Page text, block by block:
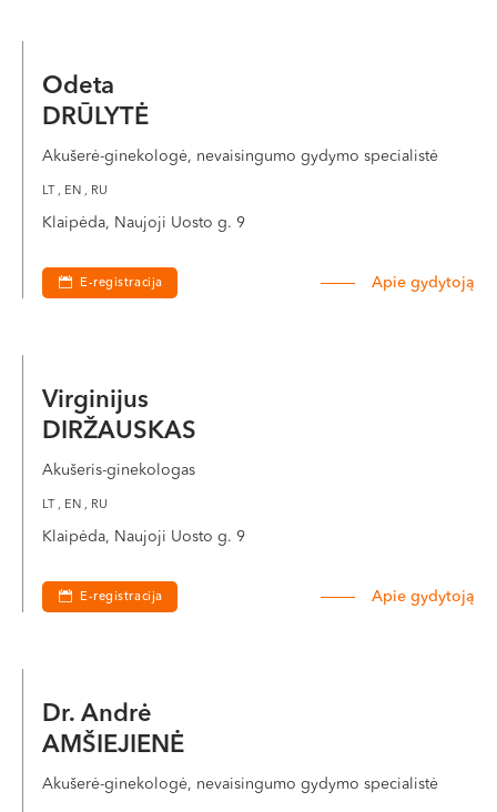
Odeta
DRŪLYTĖ
Akušerė-ginekologė, nevaisingumo gydymo specialistė
LT , EN , RU
Klaipėda, Naujoji Uosto g. 9
E-registracija Apie gydytoją
Virginijus
DIRŽAUSKAS
Akušeris-ginekologas
LT , EN , RU
Klaipėda, Naujoji Uosto g. 9
E-registracija Apie gydytoją
Dr. Andrė
AMŠIEJIENĖ
Akušerė-ginekologė, nevaisingumo gydymo specialistė